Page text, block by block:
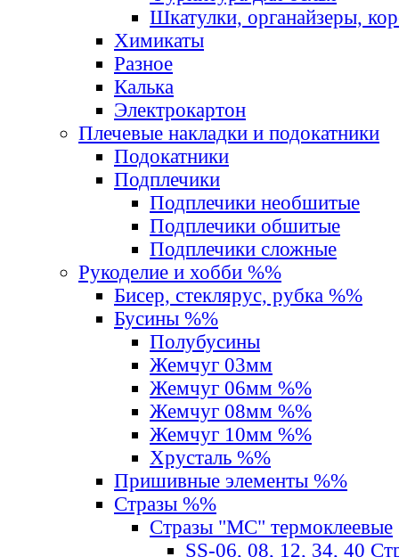
Шкатулки, органайзеры,
Химикаты
Разное
Калька
Электрокартон
Плечевые накладки и подокатники
Подокатники
Подплечики
Подплечики необшитые
Подплечики обшитые
Подплечики сложные
Рукоделие и хобби %%
Бисер, стеклярус, рубка %%
Бусины %%
Полубусины
Жемчуг 03мм
Жемчуг 06мм %%
Жемчуг 08мм %%
Жемчуг 10мм %%
Хрусталь %%
Пришивные элементы %%
Стразы %%
Стразы "MС" термоклеевые
SS-06, 08, 12, 34, 40